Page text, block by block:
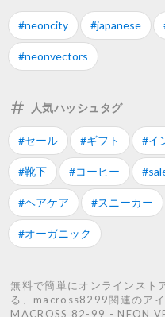
#neoncity #japanese
#neonvectors
人気ハッシュタグ
#セール #ギフト #イ
#靴下 #コーヒー
#ヘアケア #スニーカー
#オーガニック
無料で簡単にオンラインスト
る、macross8299関連のアイ
MACROSS 82-99 - NEON